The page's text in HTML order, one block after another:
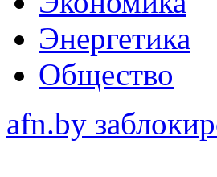
Энергетика
Общество
afn.by